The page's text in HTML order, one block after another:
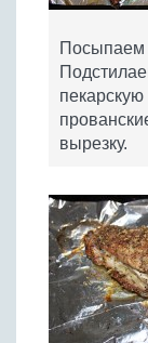
Посыпаем
вырезку.